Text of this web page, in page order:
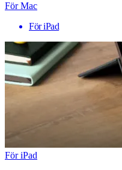
För Mac
För iPad
För iPad